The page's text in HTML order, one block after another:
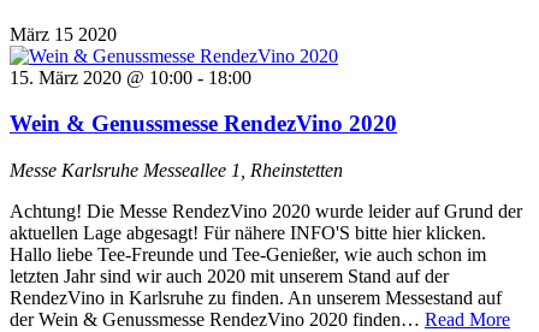
März 15 2020
15. März 2020 @ 10:00 - 18:00
Wein & Genussmesse RendezVino 2020
Messe Karlsruhe Messeallee 1, Rheinstetten
Achtung! Die Messe RendezVino 2020 wurde leider auf Grund der
aktuellen Lage abgesagt! Für nähere INFO'S bitte hier klicken.
Hallo liebe Tee-Freunde und Tee-Genießer, wie auch schon im
letzten Jahr sind wir auch 2020 mit unserem Stand auf der
RendezVino in Karlsruhe zu finden. An unserem Messestand auf
der Wein & Genussmesse RendezVino 2020 finden… Read More